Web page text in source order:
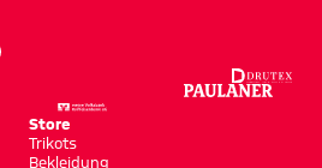
Store
Trikots
Bekleidung